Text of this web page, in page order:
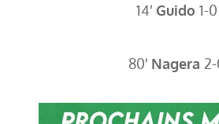
14′ Guido 1-0
80′ Nagera